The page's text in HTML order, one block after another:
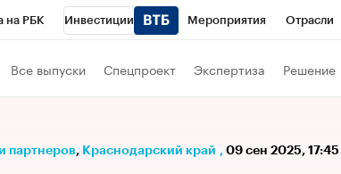
на РБК Инвестиции Мероприятия Отрасли
Все выпуски Спецпроект Экспертиза Решение
партнеров⁠, Краснодарский край , 09 сен 2025, 17:45